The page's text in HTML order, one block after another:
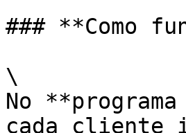
### **Como
\
No
cada cliente